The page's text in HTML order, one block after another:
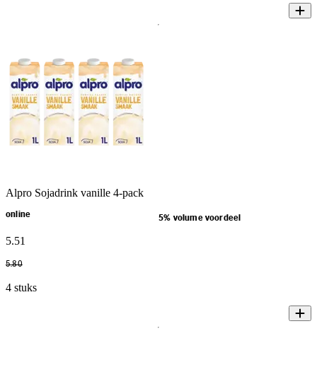
Alpro Sojadrink vanille 4-pack
online 5% volume voordeel
5.51
5.80
4 stuks